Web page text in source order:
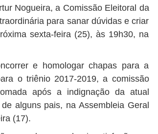
Nogueira, a Comissão Eleitoral da
para sanar dúvidas e criar
sexta-feira (25), às 19h30, na
e homologar chapas para a
o triênio 2017-2019, a comissão
após a indignação da atual
alguns pais, na Assembleia Geral
(17).